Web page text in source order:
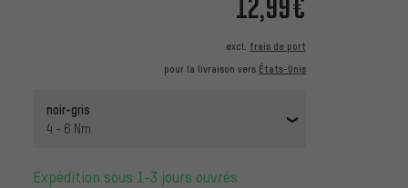
excl. frais de port
pour la livraison vers États-Unis
noir-gris
4 - 6 Nm
Expédition sous 1-3 jours ouvrés